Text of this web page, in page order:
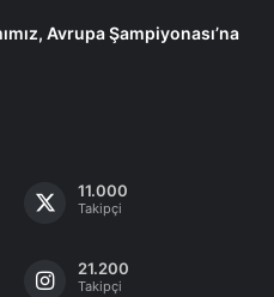
Avrupa Şampiyonası’na
11.000
Takipçi
21.200
Takipçi